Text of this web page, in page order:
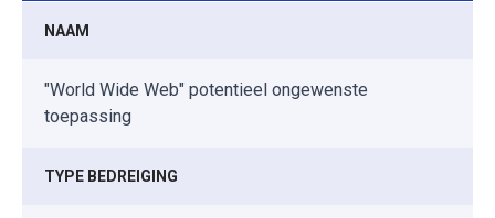
NAAM
"World Wide Web" potentieel ongewenste
toepassing
TYPE BEDREIGING